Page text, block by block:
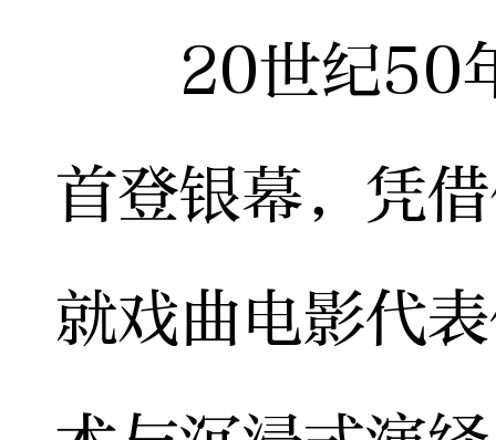
20世纪50年
首登银幕，凭
就戏曲电影代